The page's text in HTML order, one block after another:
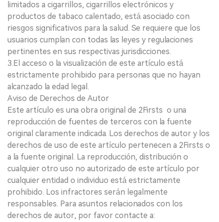
limitados a cigarrillos, cigarrillos electrónicos y
productos de tabaco calentado, está asociado con
riesgos significativos para la salud. Se requiere que los
usuarios cumplan con todas las leyes y regulaciones
pertinentes en sus respectivas jurisdicciones.
3.El acceso o la visualización de este artículo está
estrictamente prohibido para personas que no hayan
alcanzado la edad legal.
Aviso de Derechos de Autor
Este artículo es una obra original de 2Firsts o una
reproducción de fuentes de terceros con la fuente
original claramente indicada. Los derechos de autor y los
derechos de uso de este artículo pertenecen a 2Firsts o
a la fuente original. La reproducción, distribución o
cualquier otro uso no autorizado de este artículo por
cualquier entidad o individuo está estrictamente
prohibido. Los infractores serán legalmente
responsables. Para asuntos relacionados con los
derechos de autor, por favor contacte a: